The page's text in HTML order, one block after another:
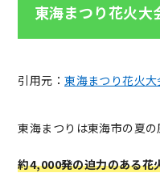
東海まつり花火大
引用元：東海まつり花火
東海まつりは東海市の夏の
約4,000発の迫力のある花